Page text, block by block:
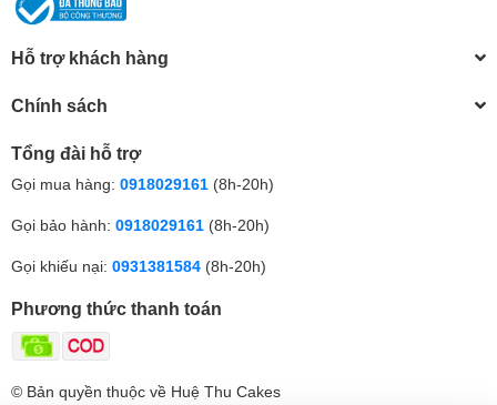
Hỗ trợ khách hàng
Chính sách
Tổng đài hỗ trợ
Gọi mua hàng: 0918029161 (8h-20h)
Gọi bảo hành: 0918029161 (8h-20h)
Gọi khiếu nại: 0931381584 (8h-20h)
Phương thức thanh toán
© Bản quyền thuộc về Huệ Thu Cakes